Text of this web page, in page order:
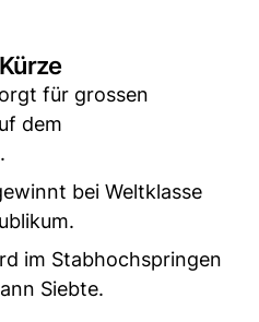
für grossen
dem
bei Weltklasse
im Stabhochspringen
Siebte.